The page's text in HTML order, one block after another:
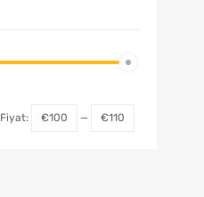
Fiyat: €100 — €110